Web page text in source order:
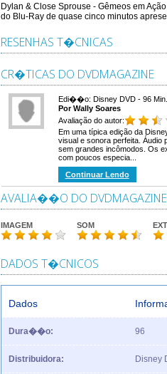
Dylan & Close Sprouse - Gêmeos em
do Blu-Ray de quase cinco minutos
RESENHAS T�CNICAS
CR�TICAS DO DVDMAGAZINE
Edi��o: Disney DVD - 96 Min.
Por Wally Soares
Avaliação do autor:
Em uma típica edição da
visual e sonora perfeita. Áudio
sem grandes incômodos. Os
com poucos especia...
Continuar Lendo
AVALIA��O DO DVDMAGAZINE
IMAGEM SOM
DADOS T�CNICOS
Dados
Dura��o: 96
Distribuidora: Disney